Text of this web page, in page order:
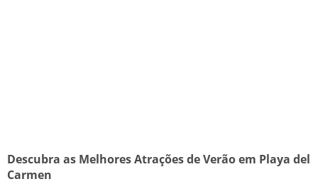
Descubra as Melhores Atrações de Verão em Playa del
Carmen